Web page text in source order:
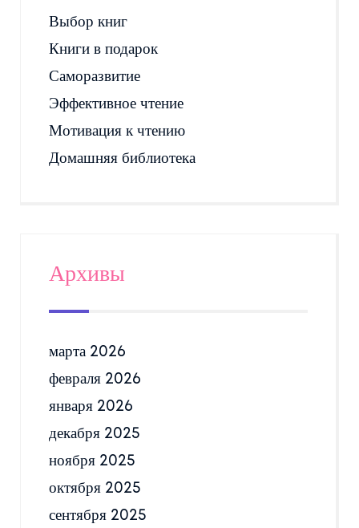
Выбор книг
Книги в подарок
Саморазвитие
Эффективное чтение
Мотивация к чтению
Домашняя библиотека
Архивы
марта 2026
февраля 2026
января 2026
декабря 2025
ноября 2025
октября 2025
сентября 2025